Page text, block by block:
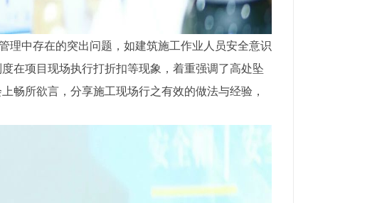
理中存在的突出问题，如建筑施工作业人员安全意识
在项目现场执行打折扣等现象，着重强调了高处坠
畅所欲言，分享施工现场行之有效的做法与经验，